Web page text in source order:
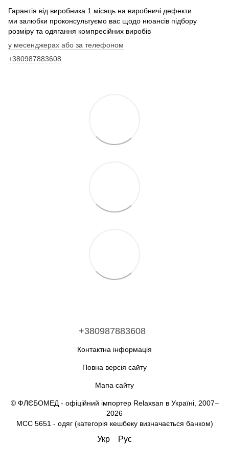
Гарантія від виробника 1 місяць на виробничі дефекти
ми залюбки проконсультуємо вас щодо нюансів підбору
розміру та одягання компресійних виробів
у месенджерах або за телефоном
+380987883608
+380987883608
Контактна інформація
Повна версія сайту
Мапа сайту
© ФЛЄБОМЕД - офіційний імпортер Relaxsan в Україні, 2007–
2026
MCC 5651 - одяг (категорія кешбеку визначається банком)
Укр Рус